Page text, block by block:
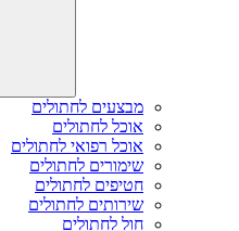
מבצעים לחתולים
אוכל לחתולים
אוכל רפואי לחתולים
שימורים לחתולים
חטיפים לחתולים
שירותים לחתולים
חול לחתולים